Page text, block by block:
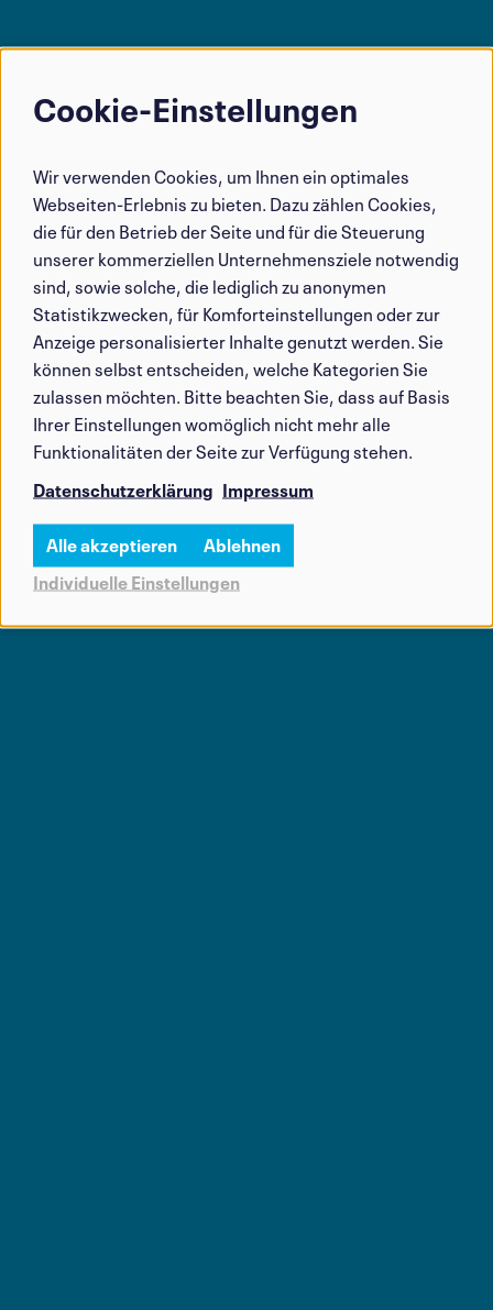
Verwendung
personenbezogenen
Daten
und
Cookies
Cookie-Einstellungen
Wir verwenden Cookies, um Ihnen ein optimales
Webseiten-Erlebnis zu bieten. Dazu zählen Cookies,
die für den Betrieb der Seite und für die Steuerung
unserer kommerziellen Unternehmensziele notwendig
sind, sowie solche, die lediglich zu anonymen
Statistikzwecken, für Komforteinstellungen oder zur
Anzeige personalisierter Inhalte genutzt werden. Sie
können selbst entscheiden, welche Kategorien Sie
zulassen möchten. Bitte beachten Sie, dass auf Basis
Ihrer Einstellungen womöglich nicht mehr alle
Funktionalitäten der Seite zur Verfügung stehen.
Datenschutzerklärung Impressum
Individuelle Einstellungen
Ablehnen
Alle akzeptieren